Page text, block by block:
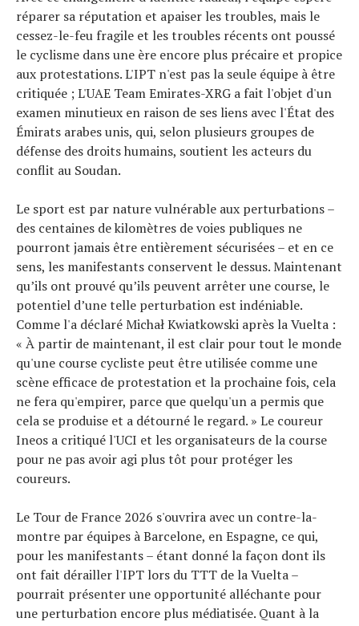
réparer sa réputation et apaiser les troubles, mais le
cessez-le-feu fragile et les troubles récents ont poussé
le cyclisme dans une ère encore plus précaire et propice
aux protestations. L'IPT n'est pas la seule équipe à être
critiquée ; L'UAE Team Emirates-XRG a fait l'objet d'un
examen minutieux en raison de ses liens avec l'État des
Émirats arabes unis, qui, selon plusieurs groupes de
défense des droits humains, soutient les acteurs du
conflit au Soudan.
Le sport est par nature vulnérable aux perturbations –
des centaines de kilomètres de voies publiques ne
pourront jamais être entièrement sécurisées – et en ce
sens, les manifestants conservent le dessus. Maintenant
qu’ils ont prouvé qu’ils peuvent arrêter une course, le
potentiel d’une telle perturbation est indéniable.
Comme l'a déclaré Michał Kwiatkowski après la Vuelta :
« À partir de maintenant, il est clair pour tout le monde
qu'une course cycliste peut être utilisée comme une
scène efficace de protestation et la prochaine fois, cela
ne fera qu'empirer, parce que quelqu'un a permis que
cela se produise et a détourné le regard. » Le coureur
Ineos a critiqué l'UCI et les organisateurs de la course
pour ne pas avoir agi plus tôt pour protéger les
coureurs.
Le Tour de France 2026 s'ouvrira avec un contre-la-
montre par équipes à Barcelone, en Espagne, ce qui,
pour les manifestants – étant donné la façon dont ils
ont fait dérailler l'IPT lors du TTT de la Vuelta –
pourrait présenter une opportunité alléchante pour
une perturbation encore plus médiatisée. Quant à la